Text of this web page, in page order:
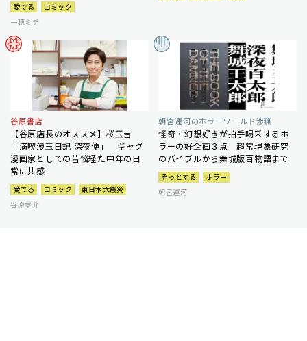
愛でる
コミック
一穂ミチ
谷原書店
【谷原店長のオススメ】桜玉吉
「満喫漫玉日記 深夜便」 ギャグ
漫画家としての苦悩経た中年の日
常に共感
愛でる コミック
東日本大震災
谷原章介
朝宮運河のホラーワールド渉猟
怪奇・幻想好きが拍手喝采するホ
ラーの好企画３点 超常現象研究
のバイブルから舞城版百物語まで
ぞっとする
ホラー
朝宮運河